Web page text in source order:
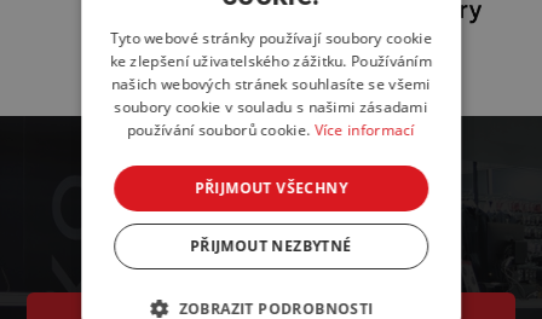
Tyto webové stránky používají soubory cookie
ke zlepšení uživatelského zážitku. Používáním
našich webových stránek souhlasíte se všemi
soubory cookie v souladu s našimi zásadami
používání souborů cookie. Více informací
PŘIJMOUT VŠECHNY
PŘIJMOUT NEZBYTNÉ
ZOBRAZIT PODROBNOSTI